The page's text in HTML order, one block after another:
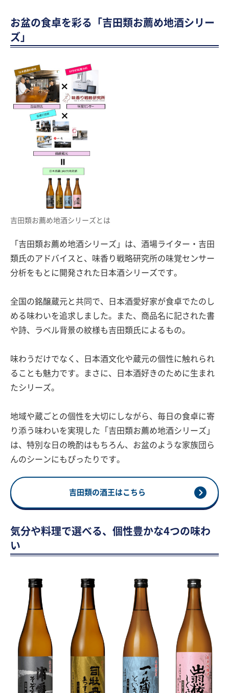
お盆の食卓を彩る「吉田類お薦め地酒シリー
ズ」
吉田類お薦め地酒シリーズとは
「吉田類お薦め地酒シリーズ」は、酒場ライター・吉田
類氏のアドバイスと、味香り戦略研究所の味覚センサー
分析をもとに開発された日本酒シリーズです。
全国の銘醸蔵元と共同で、日本酒愛好家が食卓でたのし
める味わいを追求しました。また、商品名に記された書
や詩、ラベル背景の紋様も吉田類氏によるもの。
味わうだけでなく、日本酒文化や蔵元の個性に触れられ
ることも魅力です。まさに、日本酒好きのために生まれ
たシリーズ。
地域や蔵ごとの個性を大切にしながら、毎日の食卓に寄
り添う味わいを実現した「吉田類お薦め地酒シリーズ」
は、特別な日の晩酌はもちろん、お盆のような家族団ら
んのシーンにもぴったりです。
吉田類の酒王はこちら
気分や料理で選べる、個性豊かな4つの味わ
い